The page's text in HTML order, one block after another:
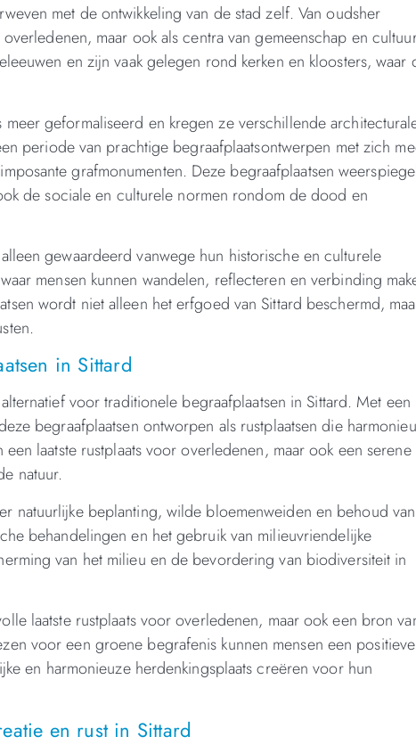
met de ontwikkeling van de stad zelf. Van oudsher
maar ook als centra van gemeenschap en
en zijn vaak gelegen rond kerken en kloosters, waar
geformaliseerd en kregen ze verschillende
periode van prachtige begraafplaatsontwerpen met zich
grafmonumenten. Deze begraafplaatsen
de sociale en culturele normen rondom de dood en
gewaardeerd vanwege hun historische en culturele
mensen kunnen wandelen, reflecteren en verbinding
wordt niet alleen het erfgoed van Sittard beschermd,
in Sittard
voor traditionele begraafplaatsen in Sittard. Met een
begraafplaatsen ontworpen als rustplaatsen die
laatste rustplaats voor overledenen, maar ook een serene
natuur.
natuurlijke beplanting, wilde bloemenweiden en behoud van
behandelingen en het gebruik van milieuvriendelijke
van het milieu en de bevordering van biodiversiteit in
laatste rustplaats voor overledenen, maar ook een bron
voor een groene begrafenis kunnen mensen een positieve
en harmonieuze herdenkingsplaats creëren voor hun
en rust in Sittard